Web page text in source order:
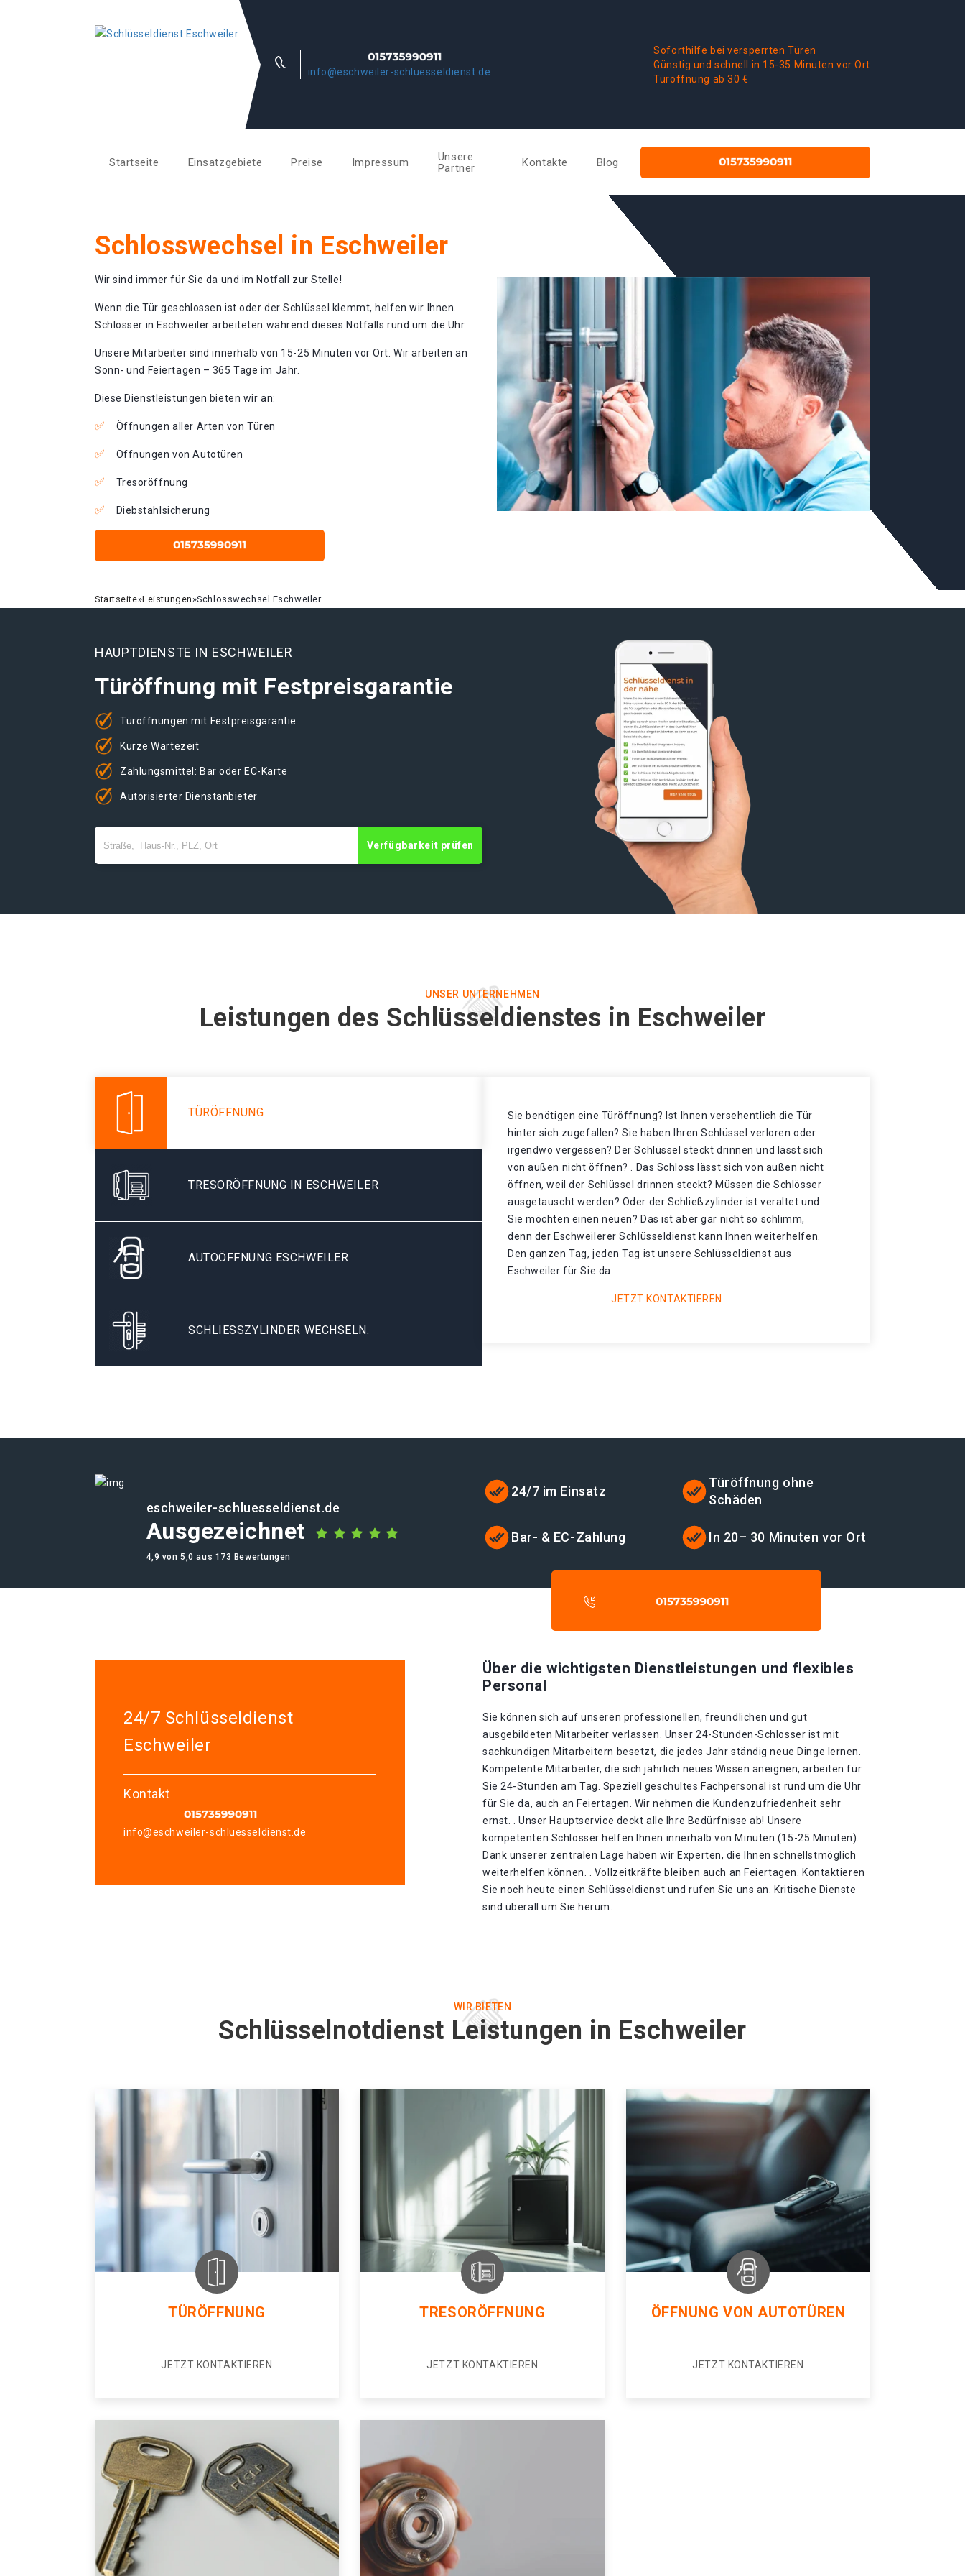
info@eschweiler-schluesseldienst.de
Soforthilfe bei versperrten Türen
Günstig und schnell in 15-35 Minuten vor Ort
Türöffnung ab 30 €
Startseite Einsatzgebiete Preise Impressum
Unsere
Partner
Kontakte Blog
Schlosswechsel in Eschweiler
Wir sind immer für Sie da und im Notfall zur Stelle!
Wenn die Tür geschlossen ist oder der Schlüssel klemmt, helfen wir Ihnen.
Schlosser in Eschweiler arbeiteten während dieses Notfalls rund um die Uhr.
Unsere Mitarbeiter sind innerhalb von 15-25 Minuten vor Ort. Wir arbeiten an
Sonn- und Feiertagen – 365 Tage im Jahr.
Diese Dienstleistungen bieten wir an:
Öffnungen aller Arten von Türen
Öffnungen von Autotüren
Tresoröffnung
Diebstahlsicherung
Startseite»Leistungen»Schlosswechsel Eschweiler
HAUPTDIENSTE IN ESCHWEILER
Türöffnung mit Festpreisgarantie
Türöffnungen mit Festpreisgarantie
Kurze Wartezeit
Zahlungsmittel: Bar oder EC-Karte
Autorisierter Dienstanbieter
Verfügbarkeit prüfen
UNSER UNTERNEHMEN
Leistungen des Schlüsseldienstes in Eschweiler
TÜRÖFFNUNG
TRESORÖFFNUNG IN ESCHWEILER
AUTOÖFFNUNG ESCHWEILER
SCHLIESSZYLINDER WECHSELN.
Sie benötigen eine Türöffnung? Ist Ihnen versehentlich die Tür
hinter sich zugefallen? Sie haben Ihren Schlüssel verloren oder
irgendwo vergessen? Der Schlüssel steckt drinnen und lässt sich
von außen nicht öffnen? . Das Schloss lässt sich von außen nicht
öffnen, weil der Schlüssel drinnen steckt? Müssen die Schlösser
ausgetauscht werden? Oder der Schließzylinder ist veraltet und
Sie möchten einen neuen? Das ist aber gar nicht so schlimm,
denn der Eschweilerer Schlüsseldienst kann Ihnen weiterhelfen.
Den ganzen Tag, jeden Tag ist unsere Schlüsseldienst aus
Eschweiler für Sie da.
JETZT KONTAKTIEREN
eschweiler-schluesseldienst.de
Ausgezeichnet
4,9 von 5,0 aus 173 Bewertungen
24/7 im Einsatz
Türöffnung ohne
Schäden
Bar- & EC-Zahlung In 20– 30 Minuten vor Ort
24/7 Schlüsseldienst
Eschweiler
Kontakt
info@eschweiler-schluesseldienst.de
Über die wichtigsten Dienstleistungen und flexibles
Personal
Sie können sich auf unseren professionellen, freundlichen und gut
ausgebildeten Mitarbeiter verlassen. Unser 24-Stunden-Schlosser ist mit
sachkundigen Mitarbeitern besetzt, die jedes Jahr ständig neue Dinge lernen.
Kompetente Mitarbeiter, die sich jährlich neues Wissen aneignen, arbeiten für
Sie 24-Stunden am Tag. Speziell geschultes Fachpersonal ist rund um die Uhr
für Sie da, auch an Feiertagen. Wir nehmen die Kundenzufriedenheit sehr
ernst. . Unser Hauptservice deckt alle Ihre Bedürfnisse ab! Unsere
kompetenten Schlosser helfen Ihnen innerhalb von Minuten (15-25 Minuten).
Dank unserer zentralen Lage haben wir Experten, die Ihnen schnellstmöglich
weiterhelfen können. . Vollzeitkräfte bleiben auch an Feiertagen. Kontaktieren
Sie noch heute einen Schlüsseldienst und rufen Sie uns an. Kritische Dienste
sind überall um Sie herum.
WIR BIETEN
Schlüsselnotdienst Leistungen in Eschweiler
TÜRÖFFNUNG
JETZT KONTAKTIEREN
TRESORÖFFNUNG
JETZT KONTAKTIEREN
ÖFFNUNG VON AUTOTÜREN
JETZT KONTAKTIEREN